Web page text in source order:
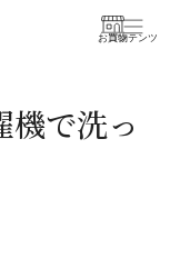
お買物
コンテンツ
機で洗っ